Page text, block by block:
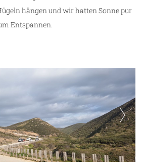
hängen und wir hatten Sonne pur
Entspannen.